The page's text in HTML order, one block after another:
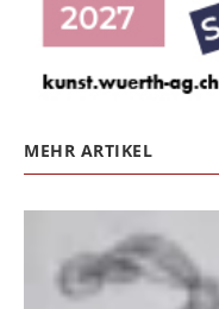
MEHR ARTIKEL